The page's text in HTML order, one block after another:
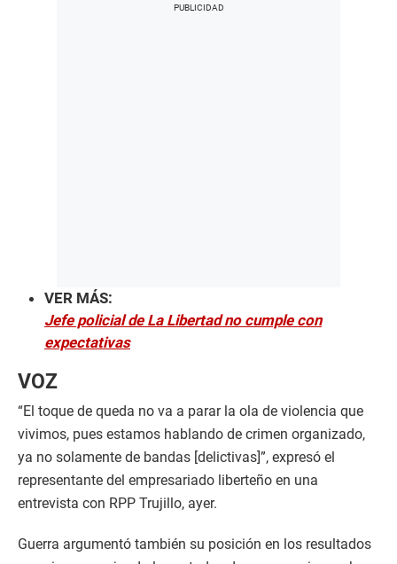
VER MÁS:
Jefe policial de La Libertad no cumple con
expectativas
VOZ
“El toque de queda no va a parar la ola de violencia que
vivimos, pues estamos hablando de crimen organizado,
ya no solamente de bandas [delictivas]”, expresó el
representante del empresariado liberteño en una
entrevista con RPP Trujillo, ayer.
Guerra argumentó también su posición en los resultados